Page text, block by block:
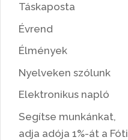
Táskaposta
Évrend
Élmények
Nyelveken szólunk
Elektronikus napló
Segítse munkánkat,
adja adója 1%-át a Fóti